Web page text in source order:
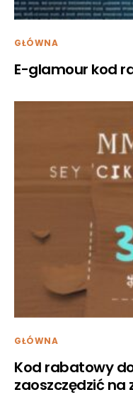
GŁÓWNA
E-glamour kod
GŁÓWNA
Kod rabatowy
zaoszczędzić